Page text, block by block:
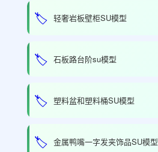
🏷️ 轻奢岩板壁柜SU模型
🏷️ 石板路台阶su模型
🏷️ 塑料盆和塑料桶SU模型
🏷️ 金属鸭嘴一字发夹饰品SU模型